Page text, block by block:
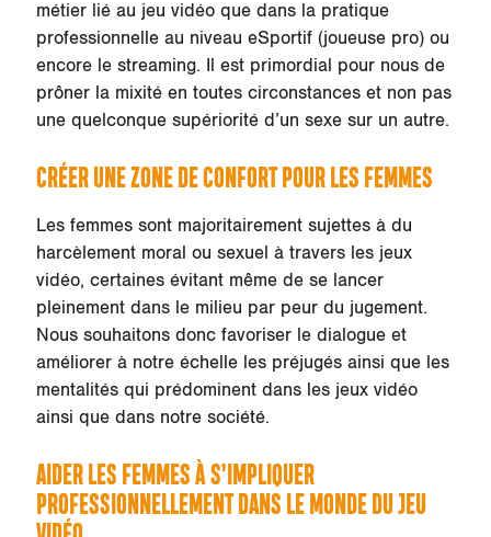
métier lié au jeu vidéo que dans la pratique
professionnelle au niveau eSportif (joueuse pro) ou
encore le streaming. Il est primordial pour nous de
prôner la mixité en toutes circonstances et non pas
une quelconque supériorité d’un sexe sur un autre.
CRÉER UNE ZONE DE CONFORT POUR LES FEMMES
Les femmes sont majoritairement sujettes à du
harcèlement moral ou sexuel à travers les jeux
vidéo, certaines évitant même de se lancer
pleinement dans le milieu par peur du jugement.
Nous souhaitons donc favoriser le dialogue et
améliorer à notre échelle les préjugés ainsi que les
mentalités qui prédominent dans les jeux vidéo
ainsi que dans notre société.
AIDER LES FEMMES À S’IMPLIQUER
PROFESSIONNELLEMENT DANS LE MONDE DU JEU